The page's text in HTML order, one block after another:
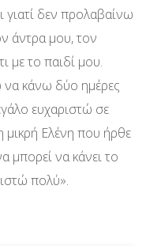
γιατί δεν προλαβαίνω
άντρα μου, τον
με το παιδί μου.
να κάνω δύο ημέρες
ευχαριστώ σε
μικρή Ελένη που ήρθε
μπορεί να κάνει το
πολύ».